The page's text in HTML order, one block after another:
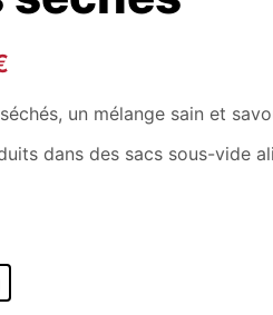
prix :
10,00 €
un mélange sain et
dans des sacs sous-vide